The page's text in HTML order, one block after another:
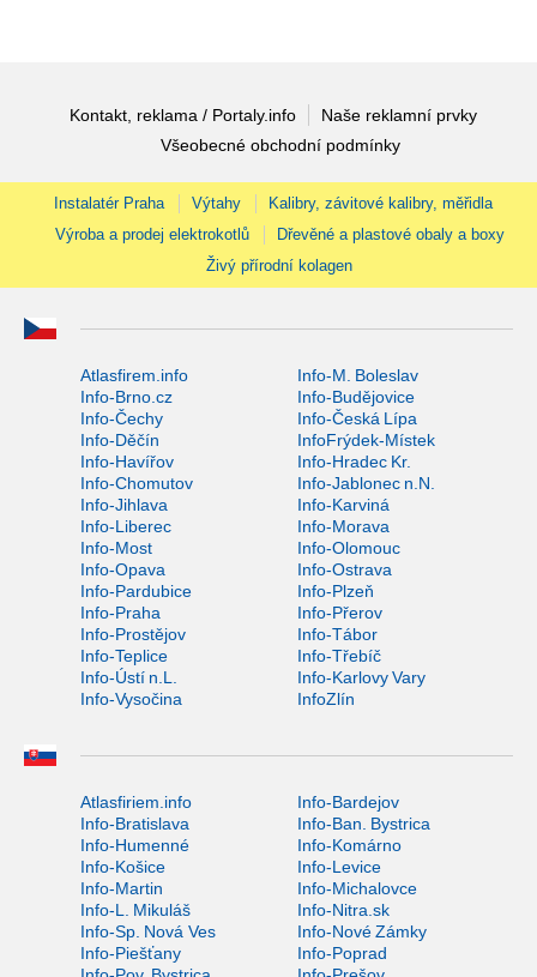
Kontakt, reklama / Portaly.info
Naše reklamní prvky
Všeobecné obchodní podmínky
Instalatér Praha Výtahy
Kalibry, závitové kalibry, měřidla
Výroba a prodej elektrokotlů
Dřevěné a plastové obaly a boxy
Živý přírodní kolagen
Atlasfirem.info
Info-M. Boleslav
Info-Brno.cz
Info-Budějovice
Info-Čechy
Info-Česká Lípa
Info-Děčín
InfoFrýdek-Místek
Info-Havířov
Info-Hradec Kr.
Info-Chomutov
Info-Jablonec n.N.
Info-Jihlava
Info-Karviná
Info-Liberec
Info-Morava
Info-Most
Info-Olomouc
Info-Opava
Info-Ostrava
Info-Pardubice
Info-Plzeň
Info-Praha
Info-Přerov
Info-Prostějov
Info-Tábor
Info-Teplice
Info-Třebíč
Info-Ústí n.L.
Info-Karlovy Vary
Info-Vysočina
InfoZlín
Atlasfiriem.info
Info-Bardejov
Info-Bratislava
Info-Ban. Bystrica
Info-Humenné
Info-Komárno
Info-Košice
Info-Levice
Info-Martin
Info-Michalovce
Info-L. Mikuláš
Info-Nitra.sk
Info-Sp. Nová Ves
Info-Nové Zámky
Info-Piešťany
Info-Poprad